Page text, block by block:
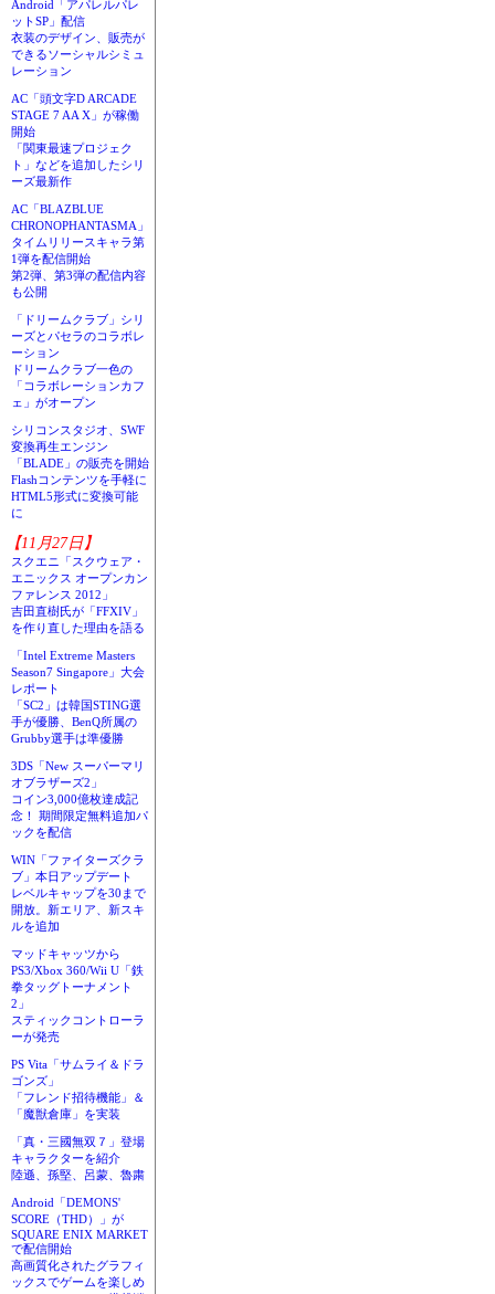
Android「アパレルパレ
ットSP」配信
衣装のデザイン、販売が
できるソーシャルシミュ
レーション
AC「頭文字D ARCADE
STAGE 7 AA X」が稼働
開始
「関東最速プロジェク
ト」などを追加したシリ
ーズ最新作
AC「BLAZBLUE
CHRONOPHANTASMA」
タイムリリースキャラ第
1弾を配信開始
第2弾、第3弾の配信内容
も公開
「ドリームクラブ」シリ
ーズとパセラのコラボレ
ーション
ドリームクラブ一色の
「コラボレーションカフ
ェ」がオープン
シリコンスタジオ、SWF
変換再生エンジン
「BLADE」の販売を開始
Flashコンテンツを手軽に
HTML5形式に変換可能
に
【11月27日】
スクエニ「スクウェア・
エニックス オープンカン
ファレンス 2012」
吉田直樹氏が「FFXIV」
を作り直した理由を語る
「Intel Extreme Masters
Season7 Singapore」大会
レポート
「SC2」は韓国STING選
手が優勝、BenQ所属の
Grubby選手は準優勝
3DS「New スーパーマリ
オブラザーズ2」
コイン3,000億枚達成記
念！ 期間限定無料追加パ
ックを配信
WIN「ファイターズクラ
ブ」本日アップデート
レベルキャップを30まで
開放。新エリア、新スキ
ルを追加
マッドキャッツから
PS3/Xbox 360/Wii U「鉄
拳タッグトーナメント
2」
スティックコントローラ
ーが発売
PS Vita「サムライ＆ドラ
ゴンズ」
「フレンド招待機能」＆
「魔獣倉庫」を実装
「真・三國無双７」登場
キャラクターを紹介
陸遜、孫堅、呂蒙、魯粛
Android「DEMONS'
SCORE（THD）」が
SQUARE ENIX MARKET
で配信開始
高画質化されたグラフィ
ックスでゲームを楽しめ